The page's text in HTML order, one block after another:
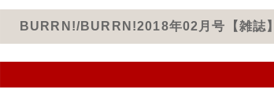
BURRN!/BURRN!2018年02月号【雑誌】